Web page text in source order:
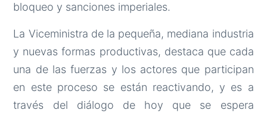
bloqueo y sanciones imperiales.
La Viceministra de la pequeña, mediana industria
y nuevas formas productivas, destaca que cada
una de las fuerzas y los actores que participan
en este proceso se están reactivando, y es a
través del diálogo de hoy que se espera